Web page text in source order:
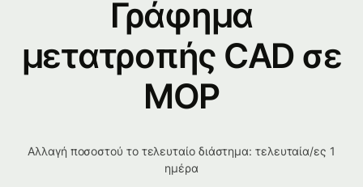
Γράφημα
μετατροπής CAD σε
MOP
Αλλαγή ποσοστού το τελευταίο διάστημα: τελευταία/ες 1
ημέρα